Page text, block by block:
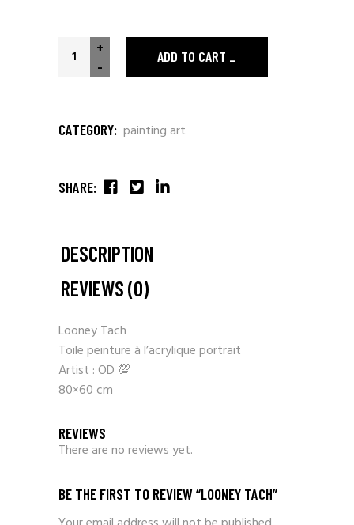
-
+ ADD TO CART
CATEGORY: painting art
SHARE:
DESCRIPTION
REVIEWS (0)
Looney Tach
Toile peinture à l’acrylique portrait
Artist : OD 💯
80×60 cm
REVIEWS
There are no reviews yet.
BE THE FIRST TO REVIEW “LOONEY TACH”